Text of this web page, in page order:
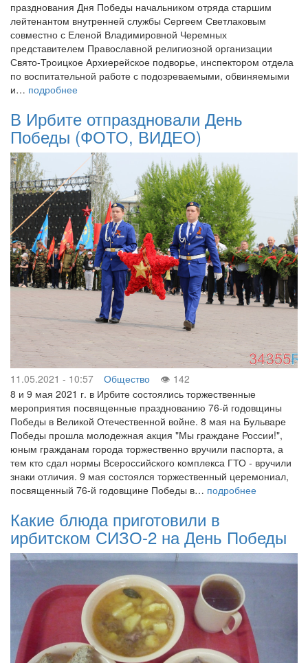
празднования Дня Победы начальником отряда старшим
лейтенантом внутренней службы Сергеем Светлаковым
совместно с Еленой Владимировной Черемных
представителем Православной религиозной организации
Свято-Троицкое Архиерейское подворье, инспектором отдела
по воспитательной работе с подозреваемыми, обвиняемыми
и… подробнее
В Ирбите отпраздновали День
Победы (ФОТО, ВИДЕО)
11.05.2021 - 10:57 Общество
142
8 и 9 мая 2021 г. в Ирбите состоялись торжественные
мероприятия посвященные празднованию 76-й годовщины
Победы в Великой Отечественной войне. 8 мая на Бульваре
Победы прошла молодежная акция "Мы граждане России!",
юным гражданам города торжественно вручили паспорта, а
тем кто сдал нормы Всероссийского комплекса ГТО - вручили
знаки отличия. 9 мая состоялся торжественный церемониал,
посвященный 76-й годовщине Победы в… подробнее
Какие блюда приготовили в
ирбитском СИЗО-2 на День Победы